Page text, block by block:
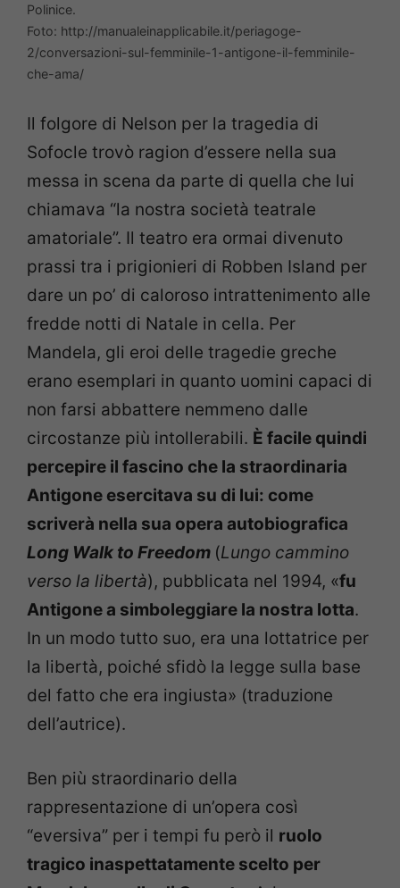
Polinice.
Foto: http://manualeinapplicabile.it/periagoge-
2/conversazioni-sul-femminile-1-antigone-il-femminile-
che-ama/
Il folgore di Nelson per la tragedia di
Sofocle trovò ragion d’essere nella sua
messa in scena da parte di quella che lui
chiamava “la nostra società teatrale
amatoriale”. Il teatro era ormai divenuto
prassi tra i prigionieri di Robben Island per
dare un po’ di caloroso intrattenimento alle
fredde notti di Natale in cella. Per
Mandela, gli eroi delle tragedie greche
erano esemplari in quanto uomini capaci di
non farsi abbattere nemmeno dalle
circostanze più intollerabili. È facile quindi
percepire il fascino che la straordinaria
Antigone esercitava su di lui: come
scriverà nella sua opera autobiografica
Long Walk to Freedom (Lungo cammino
verso la libertà), pubblicata nel 1994, «fu
Antigone a simboleggiare la nostra lotta.
In un modo tutto suo, era una lottatrice per
la libertà, poiché sfidò la legge sulla base
del fatto che era ingiusta» (traduzione
dell’autrice).
Ben più straordinario della
rappresentazione di un’opera così
“eversiva” per i tempi fu però il ruolo
tragico inaspettatamente scelto per